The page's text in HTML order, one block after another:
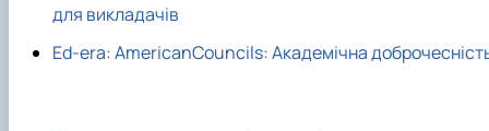
для викладачів
Ed-era: AmericanCouncils: Академічна